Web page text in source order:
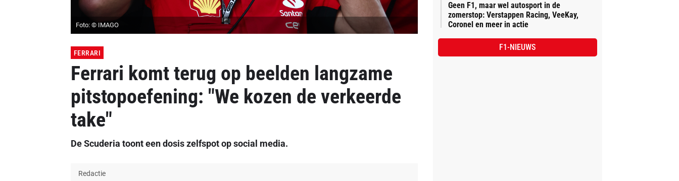
Foto: © IMAGO
FERRARI
Ferrari komt terug op beelden langzame
pitstopoefening: "We kozen de verkeerde
take"
De Scuderia toont een dosis zelfspot op social media.
Redactie
Geen F1, maar wel autosport in de
zomerstop: Verstappen Racing, VeeKay,
Coronel en meer in actie
F1-NIEUWS